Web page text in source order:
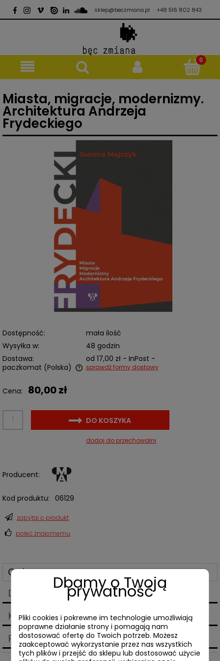
sklep@beczmiana.pl +48 516 802 843
Miasta, migracje, modernizmy.
Architektura Andrzeja
Frydeckiego
Dostępność:
mała ilość
Wysyłka w:
48 godzin
Dostawa:
od 17,00 zł - InPost -
paczkomat (Polska) sprawdź formy dostawy
Cena: 80,00 zł
DO KOSZYKA
dodaj do przechowalni
Producent:
Kod produktu: 06129
zapytaj o produkt
poleć znajomemu
Opis
Dane techniczne
Koszty dostawy
Cena nie zawiera ewentualnych kosztów płatności
Produkty powiązane
Dbamy o Twoją
prywatność
Pliki cookies i pokrewne im technologie umożliwiają
poprawne działanie strony i pomagają nam
dostosować ofertę do Twoich potrzeb. Możesz
zaakceptować wykorzystanie przez nas wszystkich
tych plików i przejść do sklepu lub dostosować użycie